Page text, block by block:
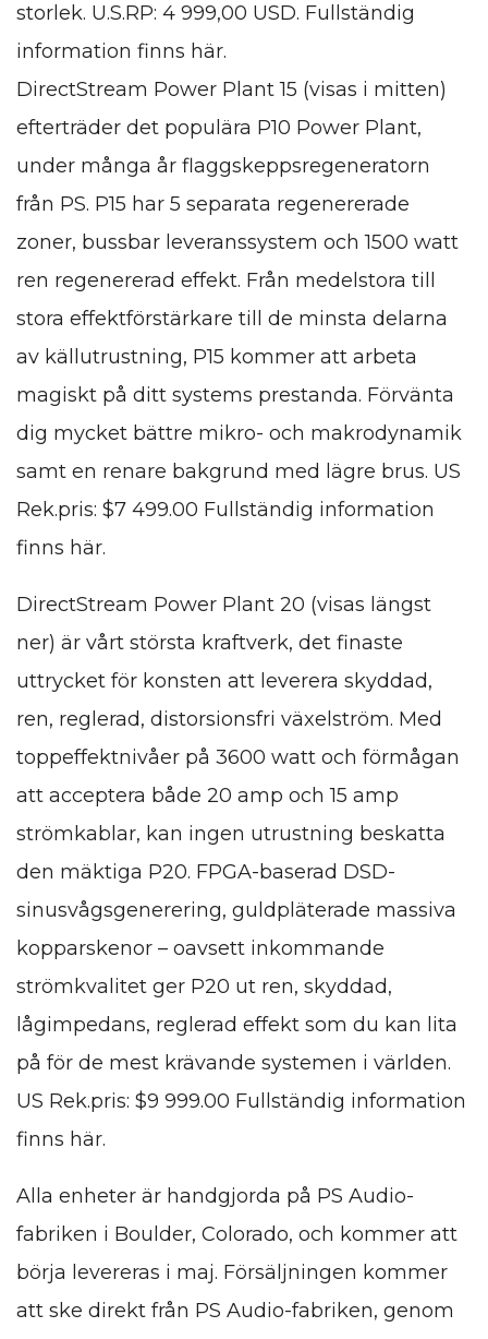
storlek. U.S.RP: 4 999,00 USD. Fullständig
information finns här.
DirectStream Power Plant 15 (visas i mitten)
efterträder det populära P10 Power Plant,
under många år flaggskeppsregeneratorn
från PS. P15 har 5 separata regenererade
zoner, bussbar leveranssystem och 1500 watt
ren regenererad effekt. Från medelstora till
stora effektförstärkare till de minsta delarna
av källutrustning, P15 kommer att arbeta
magiskt på ditt systems prestanda. Förvänta
dig mycket bättre mikro- och makrodynamik
samt en renare bakgrund med lägre brus. US
Rek.pris: $7 499.00 Fullständig information
finns här.
DirectStream Power Plant 20 (visas längst
ner) är vårt största kraftverk, det finaste
uttrycket för konsten att leverera skyddad,
ren, reglerad, distorsionsfri växelström. Med
toppeffektnivåer på 3600 watt och förmågan
att acceptera både 20 amp och 15 amp
strömkablar, kan ingen utrustning beskatta
den mäktiga P20. FPGA-baserad DSD-
sinusvågsgenerering, guldpläterade massiva
kopparskenor – oavsett inkommande
strömkvalitet ger P20 ut ren, skyddad,
lågimpedans, reglerad effekt som du kan lita
på för de mest krävande systemen i världen.
US Rek.pris: $9 999.00 Fullständig information
finns här.
Alla enheter är handgjorda på PS Audio-
fabriken i Boulder, Colorado, och kommer att
börja levereras i maj. Försäljningen kommer
att ske direkt från PS Audio-fabriken, genom